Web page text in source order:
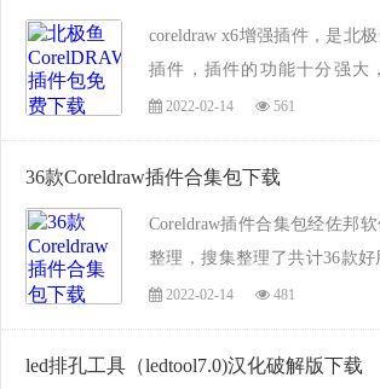
coreldraw x6增强插件，是北
插件，插件的功能十分强大
用，十分的方便简单，而且这
蛮大的，可以在下面插件说
邦图吧软件版块下载吧！...
2022-02-14 561
36款Coreldraw插件合集包下载
Coreldraw插件合集包经佐邦
整理，搜集整理了共计36款好
合集。在这当中涵盖了
防伪标识插件，Coreldraw9条
多种插件专用插件。使你再也
2022-02-14 481
led排孔工具（ledtool7.0)汉化破解版下载